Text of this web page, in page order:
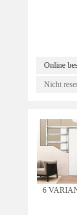
Online
Nicht
6